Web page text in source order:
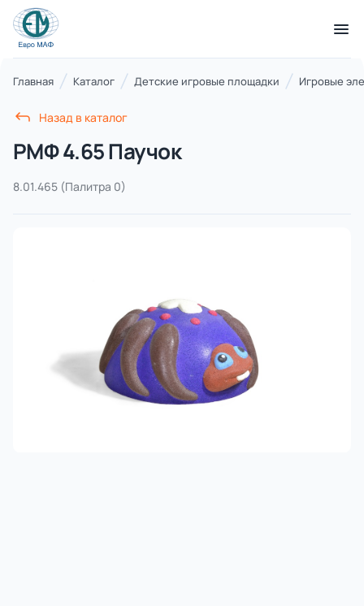
КАТАЛОГ ТОВАРОВ
21 категория
7 категорий
Комплексы для лазания
3 категории
Главная Каталог Детские игровые площадки Игровые
Назад в каталог
РМФ 4.65 Паучок
8.01.465 (Палитра 0)